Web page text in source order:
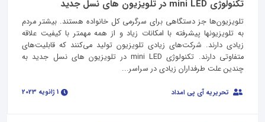
تکنولوژی mini LED در تلویزیون های نسل جدید
تلویزیون‌ها جز دستگاهی برای سرگرمی کل خانواده هستند. بیشتر مردم
به تلویزیونها پیشرفته با امکانات زیاد و از همه مهمتر با کیفیت علاقه
زیادی دارند. شرکت‌های زیادی تلویزیون تولید می‌کنند که قابلیت‌های
متفاوتی دارند. تکنولوژی mini LED در تلویزیون های نسل جدید به
چندین علت طرفداران زیادی در سراسر...
تحریریه آی پی امداد